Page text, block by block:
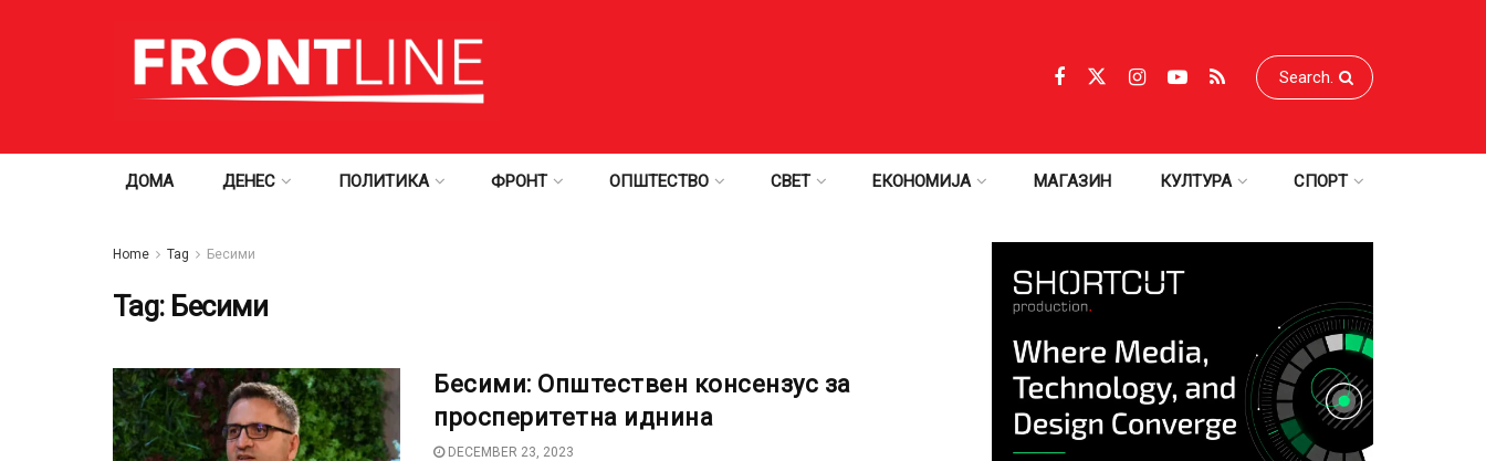
ДОМА ДЕНЕС ПОЛИТИКА ФРОНТ ОПШТЕСТВО СВЕТ ЕКОНОМИЈА МАГАЗИН КУЛТУРА СПОРТ
Home Tag Бесими
Tag: Бесими
Бесими: Општествен консензус за
просперитетна иднина
DECEMBER 23, 2023